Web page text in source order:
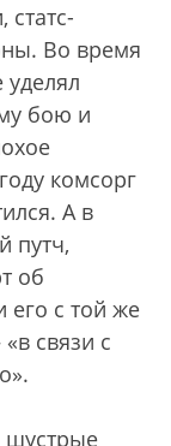
Во время
бою и
комсорг
А в
путч,
об
его с той же
связи с
шустрые